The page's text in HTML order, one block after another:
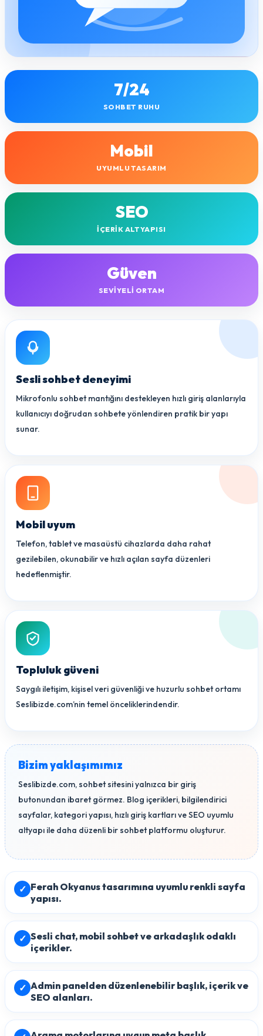
7/24
SOHBET RUHU
Mobil
UYUMLU TASARIM
SEO
İÇERIK ALTYAPISI
Güven
SEVIYELI ORTAM
Sesli sohbet deneyimi
Mikrofonlu sohbet mantığını destekleyen hızlı giriş alanlarıyla
kullanıcıyı doğrudan sohbete yönlendiren pratik bir yapı
sunar.
Mobil uyum
Telefon, tablet ve masaüstü cihazlarda daha rahat
gezilebilen, okunabilir ve hızlı açılan sayfa düzenleri
hedeflenmiştir.
Topluluk güveni
Saygılı iletişim, kişisel veri güvenliği ve huzurlu sohbet ortamı
Seslibizde.com’nin temel önceliklerindendir.
Bizim yaklaşımımız
Seslibizde.com, sohbet sitesini yalnızca bir giriş
butonundan ibaret görmez. Blog içerikleri, bilgilendirici
sayfalar, kategori yapısı, hızlı giriş kartları ve SEO uyumlu
altyapı ile daha düzenli bir sohbet platformu oluşturur.
✓ Ferah Okyanus tasarımına uyumlu renkli sayfa
yapısı.
✓ Sesli chat, mobil sohbet ve arkadaşlık odaklı
içerikler.
✓ Admin panelden düzenlenebilir başlık, içerik ve
SEO alanları.